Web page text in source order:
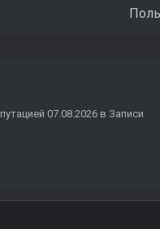
07.08.2026 в Записи